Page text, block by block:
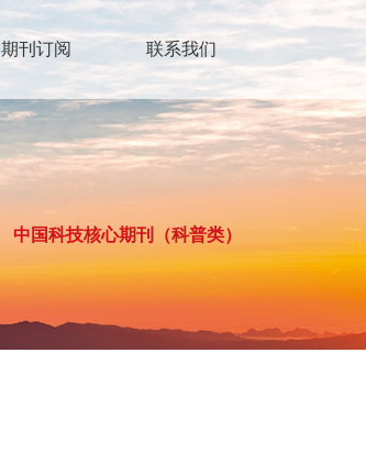
期刊订阅 联系我们
中国科技核心期刊（科普类）